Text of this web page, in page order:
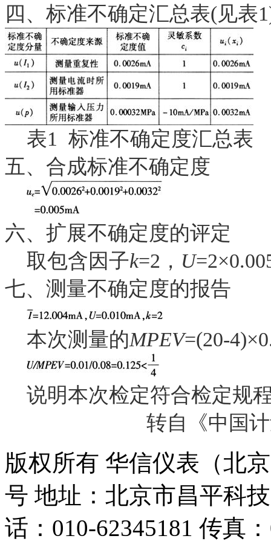
四、标准不确定汇总表(见表
表1 标准不确定度汇总表
五、合成标准不确定度
六、扩展不确定度的评定
取包含因子k=2 ， U
七、测量不确定度的报告
本次测量的MPEV=(20-
说明本次检定符合检定规
转自《中国
版权所有 华信仪表（北
号 地址：北京市昌平科
话：010-62345181 传真